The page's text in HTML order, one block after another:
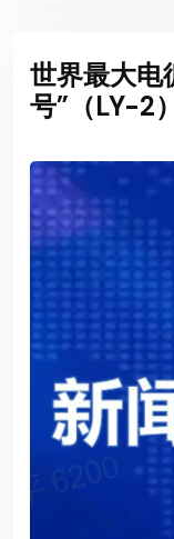
世界最大电
号”（LY-2